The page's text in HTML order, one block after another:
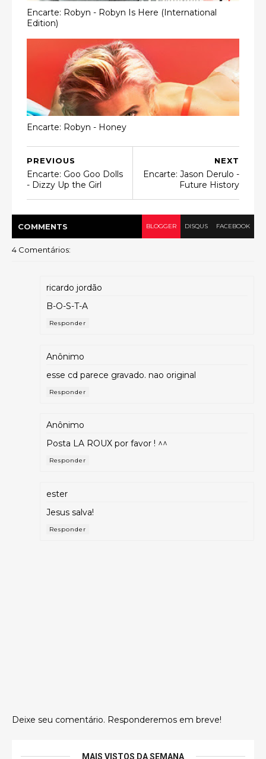
Encarte: Robyn - Robyn Is Here (International
Edition)
Encarte: Robyn - Honey
NEXT
Encarte: Jason Derulo -
Future History
PREVIOUS
Encarte: Goo Goo Dolls
- Dizzy Up the Girl
COMMENTS BLOGGER DISQUS FACEBOOK
4 Comentários:
ricardo jordão
B-O-S-T-A
Responder
Anônimo
esse cd parece gravado. nao original
Responder
Anônimo
Posta LA ROUX por favor ! ^^
Responder
ester
Jesus salva!
Responder
Deixe seu comentário. Responderemos em breve!
MAIS VISTOS DA SEMANA